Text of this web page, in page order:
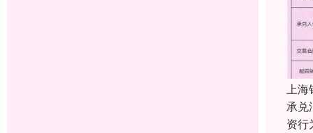
上海
承兑
资行